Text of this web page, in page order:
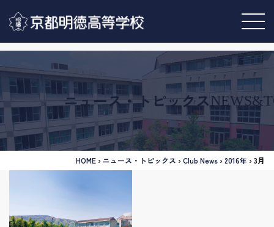
ニュース・トピックス
HOME › ニュース・トピックス ›Club News ›2016年 ›3月